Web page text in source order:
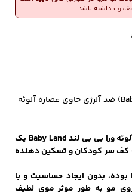
لباس زیر مردانه لباس راحتی مردانه
شامپو کودک بی‌ بی‌ لند (Baby Land) ضد آلرژی حاوی عصاره آلوئه
شامپو بچه ضد آلرژی حاوی عصاره آلوئه ورا بی بی لند Baby Land یک
کف سر کودکان و تسکین دهنده
بدون ایجاد حساسیت و با
مو به طور موثر موی لطیف
عصاره
داشته باشد.